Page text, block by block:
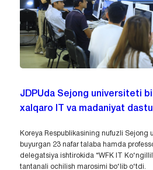
JDPUda Sejong universiteti
xalqaro IT va madaniyat
Koreya Respublikasining nufuzli Sejong
buyurgan 23 nafar talaba hamda
delegatsiya ishtirokida “WFK IT
tantanali ochilish marosimi bo‘lib o‘tdi.